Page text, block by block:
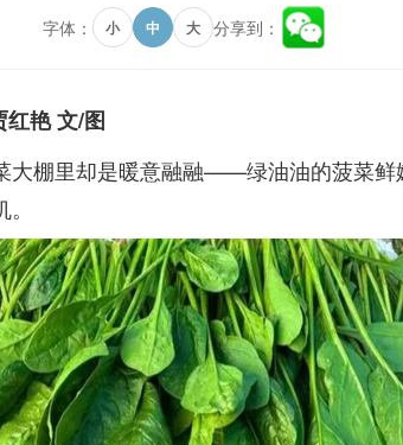
字体： 小 中 大 分享到：
红艳 文/图
大棚里却是暖意融融——绿油油的菠菜鲜